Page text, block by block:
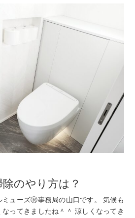
のやり方は？
ミューズⓇ事務局の山口です。 気候も
ってきましたね＾＾ 涼しくなってき